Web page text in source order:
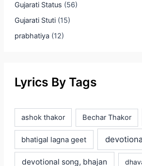
Gujarati Status (56)
Gujarati Stuti(15)
prabhatiya (12)
Lyrics By Tags
ashok thakor Bechar Thakor
bhatigal lagna geet
devotional song, bhajan